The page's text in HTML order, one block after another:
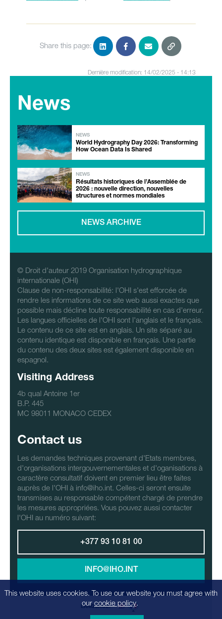
Share this page:
Dernière modification: 14/02/2025 - 14:13
News
NEWS
World Hydrography Day 2026: Transforming
How Ocean Data Is Shared
NEWS
Résultats historiques de l’Assemblée de
2026 : nouvelle direction, nouvelles
structures et normes mondiales
NEWS ARCHIVE
© Droit d'auteur 2019 Organisation hydrographique
internationale (OHI)
Clause de non-responsabilité: l'OHI s'est efforcée de
rendre les informations de ce site web aussi exactes que
possible mais décline toute responsabilité en cas d'erreur.
Les langues officielles de l'OHI sont l'anglais et le français.
Le contenu de ce site est en anglais. Un site séparé au
contenu identique est disponible en français. Une partie
du contenu des deux sites est également disponible en
espagnol.
Visiting Address
4b qual Antoine 1er
B.P. 445
MC 98011 MONACO CEDEX
Contact us
Les demandes techniques provenant d'Etats membres,
d'organisations intergouvernementales et d'oganisations à
caractère consultatif doivent en premier lieu être faites
auprès de l'OHI à info@iho.int. Celles-ci seront ensuite
transmises au responsable compétent chargé de prendre
les mesures appropriées. Vous pouvez aussi contacter
l'OHI au numéro suivant:
+377 93 10 81 00
INFO@IHO.INT
LANGUAGE:
This website uses cookies. To use our website you must agree with
our cookie policy.